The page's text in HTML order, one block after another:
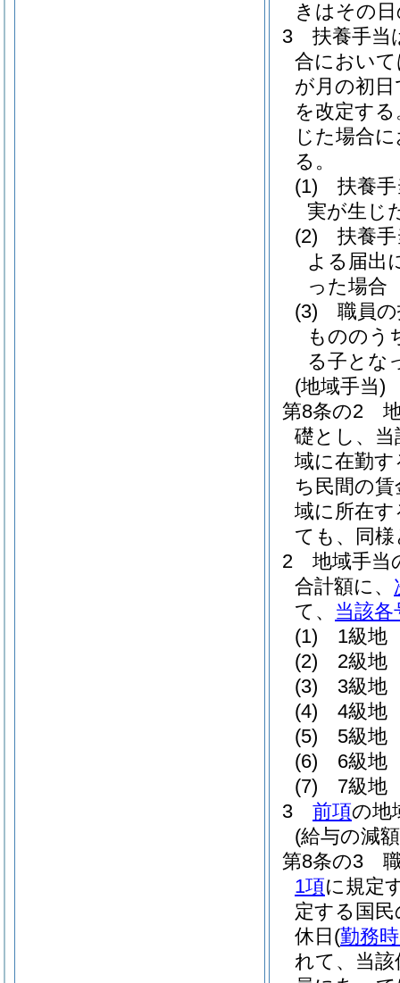
きはその
3
扶養手当
合におい
が月の初
を改定する
じた場合
る。
(1)
扶養
実が生じ
(2)
扶養
よる届出
った場合
(3)
職員
もののう
る子とな
(地域手当)
第8条の2
礎とし、
域に在勤
ち民間の
域に所在
ても、同
2
地域手当
合計額に、
て、 当該各
(1)
1級地
(2)
2級地
(3)
3級地
(4)
4級地
(5)
5級地
(6)
6級地
(7)
7級地
3
前項の地
(給与の減
第8条の3
1項に規定
定する国
休日 (勤務
れて、当